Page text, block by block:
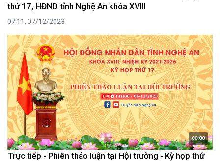
thứ 17, HĐND tỉnh Nghệ An khóa XVIII
07:11, 07/12/2023
00:00
Trực tiếp - Phiên thảo luận tại Hội trường - Kỳ họp thứ